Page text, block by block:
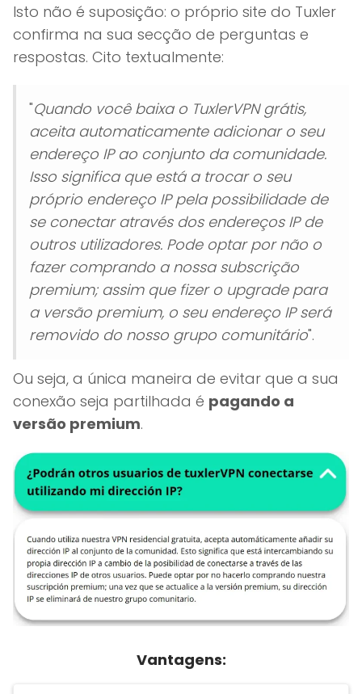
Isto não é suposição: o próprio site do Tuxler
confirma na sua secção de perguntas e
respostas. Cito textualmente:
"Quando você baixa o TuxlerVPN grátis,
aceita automaticamente adicionar o seu
endereço IP ao conjunto da comunidade.
Isso significa que está a trocar o seu
próprio endereço IP pela possibilidade de
se conectar através dos endereços IP de
outros utilizadores. Pode optar por não o
fazer comprando a nossa subscrição
premium; assim que fizer o upgrade para
a versão premium, o seu endereço IP será
removido do nosso grupo comunitário".
Ou seja, a única maneira de evitar que a sua
conexão seja partilhada é pagando a
versão premium.
Vantagens: